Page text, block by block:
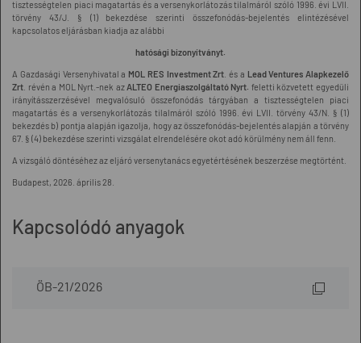
tisztességtelen piaci magatartás és a versenykorlátozás tilalmáról szóló 1996. évi LVII.
törvény 43/J. § (1) bekezdése szerinti összefonódás-bejelentés elintézésével
kapcsolatos eljárásban kiadja az alábbi
hatósági bizonyítványt.
A Gazdasági Versenyhivatal a MOL RES Investment Zrt . és a Lead Ventures Alapkezelő
Zrt . révén a MOL Nyrt.-nek azALTEO Energiaszolgáltató Nyrt. feletti közvetett egyedüli
irányításszerzésével megvalósuló összefonódás tárgyában a tisztességtelen piaci
magatartás és a versenykorlátozás tilalmáról szóló 1996. évi LVII. törvény 43/N. § (1)
bekezdés b) pontja alapján igazolja, hogy az összefonódás-bejelentés alapján a törvény
67. § (4) bekezdése szerinti vizsgálat elrendelésére okot adó körülmény nem áll fenn.
A vizsgáló döntéséhez az eljáró versenytanács egyetértésének beszerzése megtörtént.
Budapest, 2026. április 28.
Kapcsolódó anyagok
ÖB-21/2026